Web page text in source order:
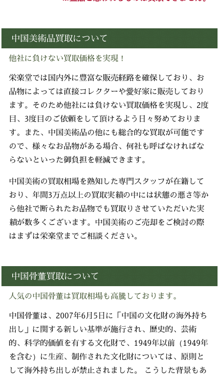
中国美術品買取について
他社に負けない買取価格を実現！
栄楽堂では国内外に豊富な販売経路を確保しており、お
品物によっては直接コレクターや愛好家に販売しており
ます。そのため他社には負けない買取価格を実現し、2度
目、3度目のご依頼をして頂けるよう日々努めておりま
す。また、中国美術品の他にも総合的な買取が可能です
ので、様々なお品物がある場合、何社も呼ばなければな
らないといった御負担を軽減できます。
中国美術の買取相場を熟知した専門スタッフが在籍して
おり、年間3万点以上の買取実績の中には状態の悪さ等か
ら他社で断られたお品物でも買取りさせていただいた実
績が数多くございます。中国美術のご売却をご検討の際
はまずは栄楽堂までご相談ください。
中国骨董買取について
人気の中国骨董は買取相場も高騰しております。
中国骨董は、2007年6月5日に「中国の文化財の海外持ち
出し」に関する新しい基準が施行され、歴史的、芸術
的、科学的価値を有する文化財で、1949年以前（1949年
を含む）に生産、制作された文化財については、原則と
して海外持ち出しが禁止されました。 こうした背景もあ